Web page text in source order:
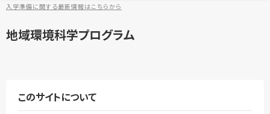
入学準備に関する最新情報はこちらから
地域環境科学プログラム
このサイトについて